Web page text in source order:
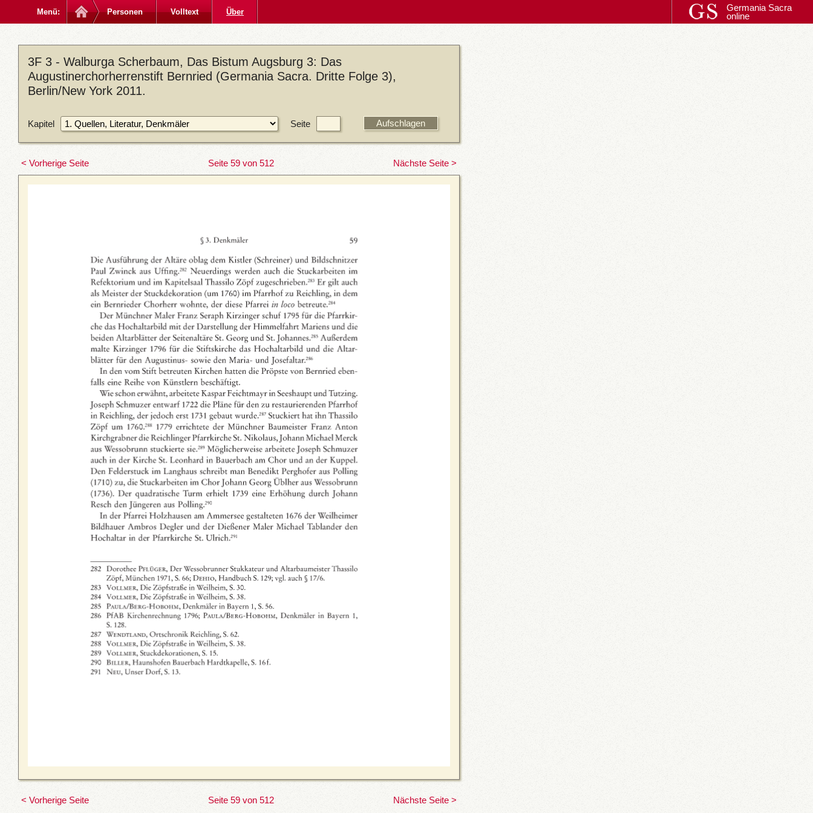
Menü: Personen Volltext Über
Germania Sacra
online
3F 3 - Walburga Scherbaum, Das Bistum Augsburg 3: Das
Augustinerchorherrenstift Bernried (Germania Sacra. Dritte Folge 3),
Berlin/New York 2011.
Kapitel Seite
< Vorherige Seite Seite 59 von 512 Nächste Seite >
< Vorherige Seite Seite 59 von 512 Nächste Seite >